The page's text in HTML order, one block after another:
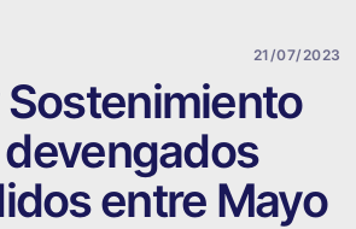
21/07/2023
devengados
entre Mayo